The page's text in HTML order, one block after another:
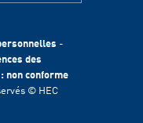
-
des
non conforme
© HEC